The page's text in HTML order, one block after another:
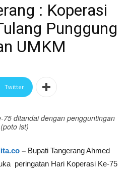
: Koperasi
Punggung
UMKM
Twitter
75 ditandai dengan pengguntingan
ist)
– Bupati Tangerang Ahmed
peringatan Hari Koperasi Ke-75